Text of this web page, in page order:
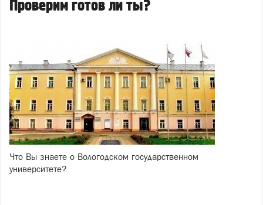
Проверим готов ли ты?
Что Вы знаете о Вологодском государственном
университете?